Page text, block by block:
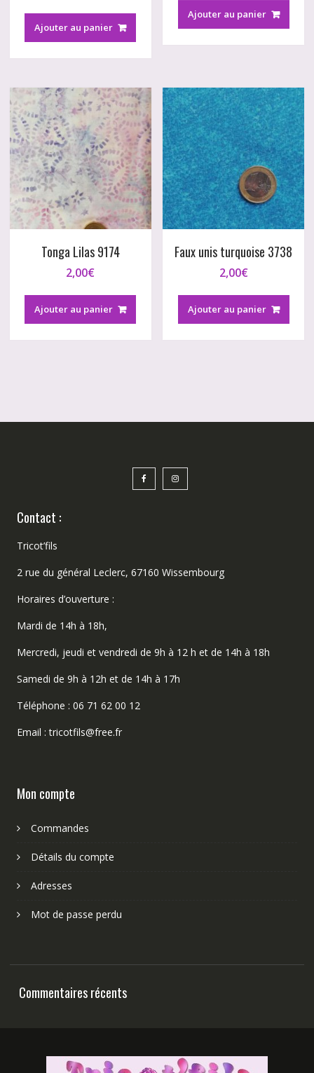
Ajouter au panier
Ajouter au panier
Tonga Lilas 9174
2,00€
Ajouter au panier
Faux unis turquoise 3738
2,00€
Ajouter au panier
Contact :
Tricot’fils
2 rue du général Leclerc, 67160 Wissembourg
Horaires d’ouverture :
Mardi de 14h à 18h,
Mercredi, jeudi et vendredi de 9h à 12 h et de 14h à 18h
Samedi de 9h à 12h et de 14h à 17h
Téléphone : 06 71 62 00 12
Email : tricotfils@free.fr
Mon compte
Commandes
Détails du compte
Adresses
Mot de passe perdu
Commentaires récents